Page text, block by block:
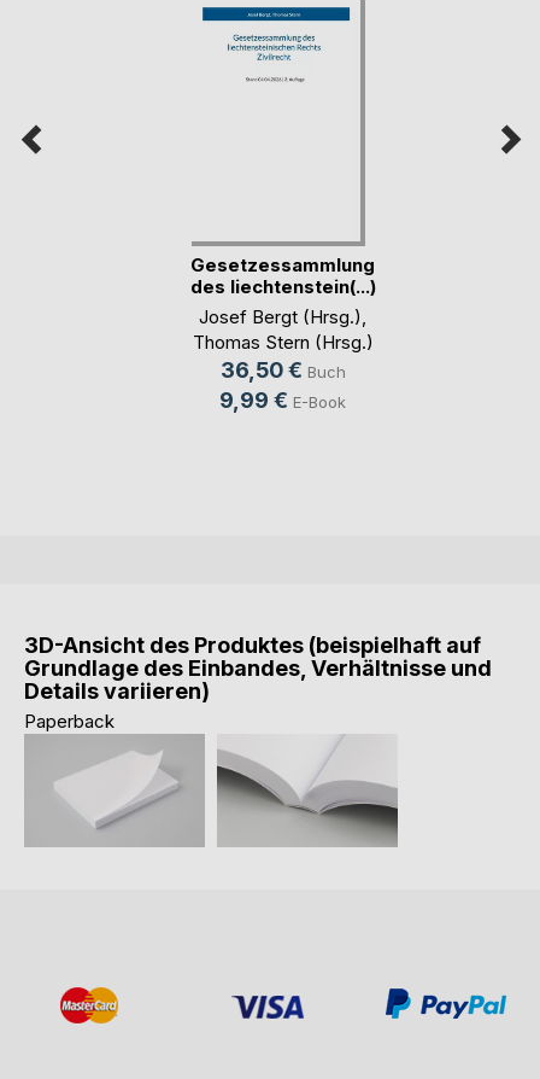
Gesetzessammlung
des liechtenstein(...)
Josef Bergt (Hrsg.),
Thomas Stern (Hrsg.)
36,50 € Buch
9,99 € E-Book
3D-Ansicht des Produktes (beispielhaft auf
Grundlage des Einbandes, Verhältnisse und
Details variieren)
Paperback